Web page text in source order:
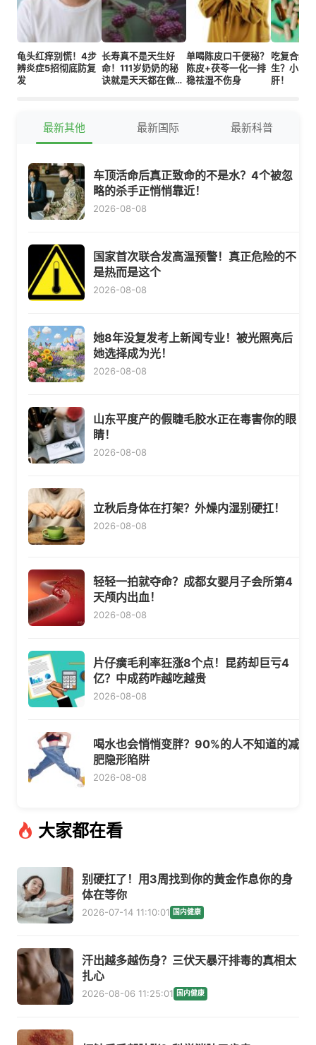
龟头红痒别慌！4步
辨炎症5招彻底防复
发
长寿真不是天生好
命！111岁奶奶的秘
诀就是天天都在做的
单喝陈皮口干便秘？
陈皮+茯苓一化一排
稳祛湿不伤身
吃复合维
生？小心
肝！
最新其他 最新国际 最新科普
车顶活命后真正致命的不是水？4个被忽
略的杀手正悄悄靠近！
2026-08-08
国家首次联合发高温预警！真正危险的不
是热而是这个
2026-08-08
她8年没复发考上新闻专业！被光照亮后
她选择成为光！
2026-08-08
山东平度产的假睫毛胶水正在毒害你的眼
睛！
2026-08-08
立秋后身体在打架？外燥内湿别硬扛！
2026-08-08
轻轻一拍就夺命？成都女婴月子会所第4
天颅内出血！
2026-08-08
片仔癀毛利率狂涨8个点！昆药却巨亏4
亿？中成药咋越吃越贵
2026-08-08
喝水也会悄悄变胖？90%的人不知道的减
肥隐形陷阱
2026-08-08
大家都在看
别硬扛了！用3周找到你的黄金作息你的身
体在等你
2026-07-14 11:10:01 国内健康
汗出越多越伤身？三伏天暴汗排毒的真相太
扎心
2026-08-06 11:25:01 国内健康